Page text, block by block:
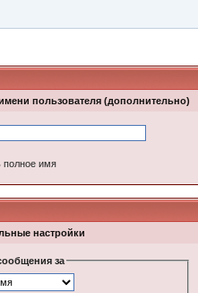
пользователя (дополнительно)
полное имя
настройки
за